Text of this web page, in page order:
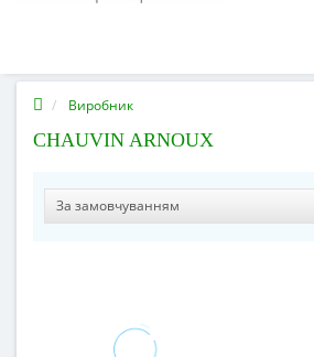
Виробник
CHAUVIN ARNOUX